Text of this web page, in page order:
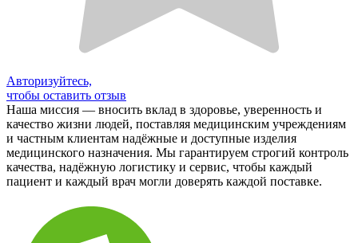
Авторизуйтесь,
чтобы оставить отзыв
Наша миссия — вносить вклад в здоровье, уверенность и
качество жизни людей, поставляя медицинским учреждениям
и частным клиентам надёжные и доступные изделия
медицинского назначения. Мы гарантируем строгий контроль
качества, надёжную логистику и сервис, чтобы каждый
пациент и каждый врач могли доверять каждой поставке.